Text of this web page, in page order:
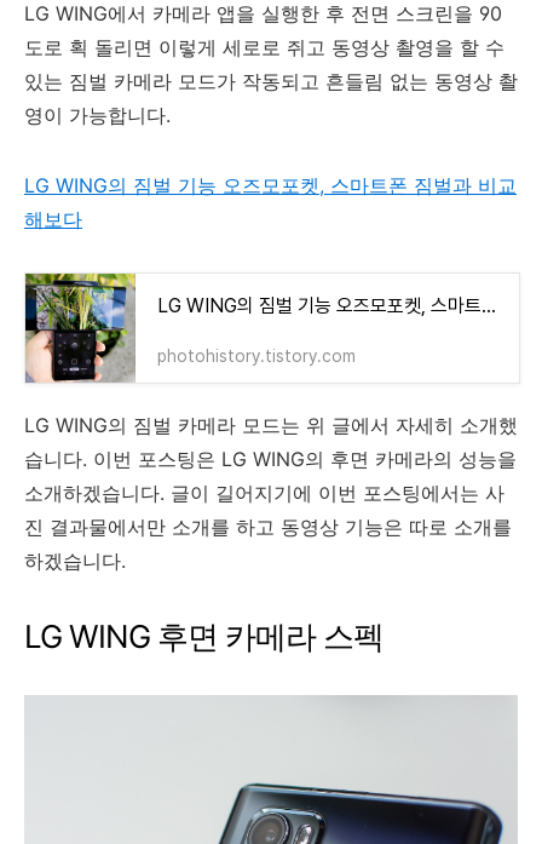
LG WING에서 카메라 앱을 실행한 후 전면 스크린을 90
도로 획 돌리면 이렇게 세로로 쥐고 동영상 촬영을 할 수
있는 짐벌 카메라 모드가 작동되고 흔들림 없는 동영상 촬
영이 가능합니다.
LG WING의 짐벌 기능 오즈모포켓, 스마트폰 짐벌과 비교
해보다
LG WING의 짐벌 기능 오즈모포켓, 스마트폰 짐벌과 비교해보다
photohistory.tistory.com
LG WING의 짐벌 카메라 모드는 위 글에서 자세히 소개했
습니다. 이번 포스팅은 LG WING의 후면 카메라의 성능을
소개하겠습니다. 글이 길어지기에 이번 포스팅에서는 사
진 결과물에서만 소개를 하고 동영상 기능은 따로 소개를
하겠습니다.
LG WING 후면 카메라 스펙